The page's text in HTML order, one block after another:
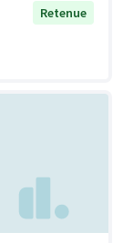
Retenue